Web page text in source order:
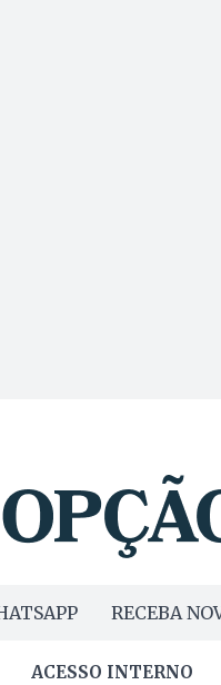
RECEBA
ACESSO INTERNO